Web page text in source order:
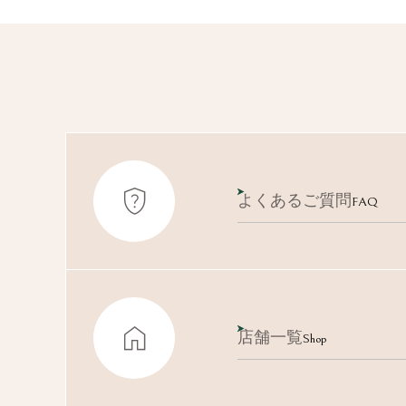
よくあるご質問FAQ
店舗一覧Shop